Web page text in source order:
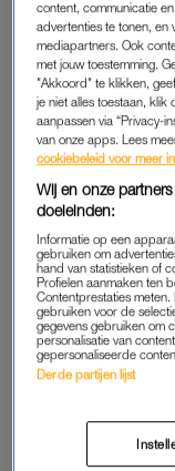
date gaan. “Ik
met hoop op een
dat we nog steeds
Noor.
“Die momentjes wil
komen nog twee
kan.” Hij voelt ook
Wat we hebben wil
deze manier gaat
content, communicatie
advertenties te tonen, en
mediapartners. Ook
met jouw toestemming.
"Akkoord" te klikken,
je niet alles toestaan, klik
aanpassen via “Privacy-
van onze apps. Lees
cookiebeleid voor meer
Wij en onze
doeleinden:
Informatie op een
gebruiken om
hand van statistieken of
Profielen aanmaken ten
Contentprestaties
gebruiken voor de
gegevens gebruiken om
personalisatie van
gepersonaliseerde
Derde partijen lijst